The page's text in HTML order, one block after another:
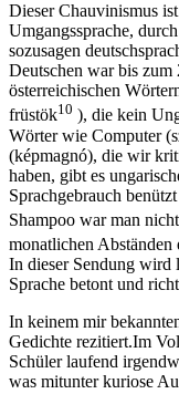
Dieser Chauvinismus
Umgangssprache,
sozusagen
Deutschen war bis
österreichischen
früstök10 ), die kein
Wörter wie Computer
(képmagnó), die wir
haben, gibt es
Sprachgebrauch
Shampoo war man
monatlichen
In dieser Sendung wird
Sprache betont und
In keinem mir
Gedichte rezitiert.Im
Schüler laufend
was mitunter kuriose